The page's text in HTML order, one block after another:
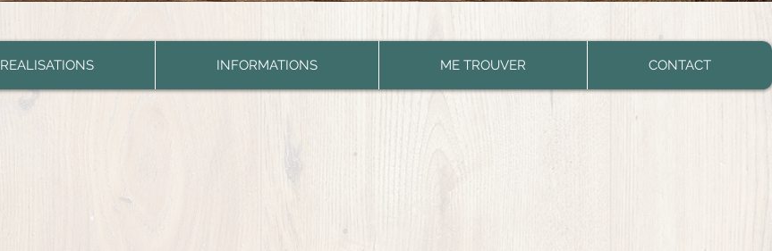
REALISATIONS INFORMATIONS ME TROUVER CONTACT